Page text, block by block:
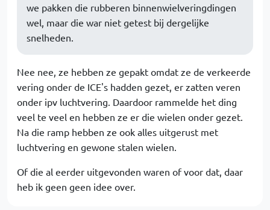
we pakken die rubberen binnenwielveringdingen
wel, maar die war niet getest bij dergelijke
snelheden.
Nee nee, ze hebben ze gepakt omdat ze de verkeerde
vering onder de ICE's hadden gezet, er zatten veren
onder ipv luchtvering. Daardoor rammelde het ding
veel te veel en hebben ze er die wielen onder gezet.
Na die ramp hebben ze ook alles uitgerust met
luchtvering en gewone stalen wielen.
Of die al eerder uitgevonden waren of voor dat, daar
heb ik geen geen idee over.